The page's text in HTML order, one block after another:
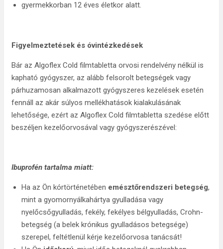
gyermekkorban 12 éves életkor alatt.
Figyelmeztetések és óvintézkedések
Bár az Algoflex Cold filmtabletta orvosi rendelvény nélkül is
kapható gyógyszer, az alább felsorolt betegségek vagy
párhuzamosan alkalmazott gyógyszeres kezelések esetén
fennáll az akár súlyos mellékhatások kialakulásának
lehetősége, ezért az Algoflex Cold filmtabletta szedése előtt
beszéljen kezelőorvosával vagy gyógyszerészével:
Ibuprofén tartalma miatt:
Ha az Ön kórtörténetében emésztőrendszeri betegség,
mint a gyomornyálkahártya gyulladása vagy
nyelőcsőgyulladás, fekély, fekélyes bélgyulladás, Crohn-
betegség (a belek krónikus gyulladásos betegsége)
szerepel, feltétlenül kérje kezelőorvosa tanácsát!